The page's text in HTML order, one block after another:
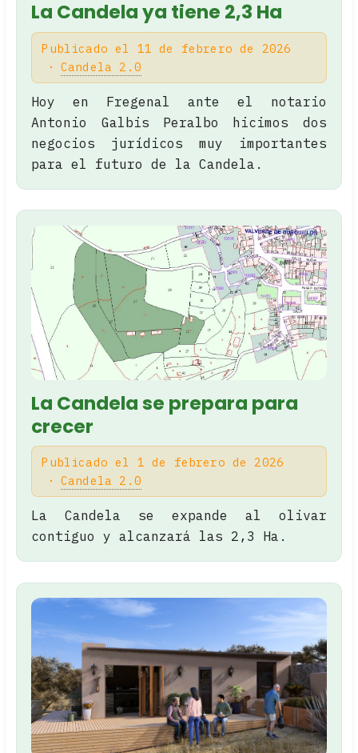
La Candela ya tiene 2,3 Ha
Publicado el 11 de febrero de 2026
Candela 2.0
Hoy en Fregenal ante el notario
Antonio Galbis Peralbo hicimos dos
negocios jurídicos muy importantes
para el futuro de la Candela.
La Candela se prepara para
crecer
Publicado el 1 de febrero de 2026
Candela 2.0
La Candela se expande al olivar
contiguo y alcanzará las 2,3 Ha.